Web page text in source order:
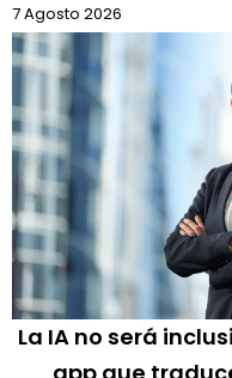
7 Agosto 2026
La IA no será